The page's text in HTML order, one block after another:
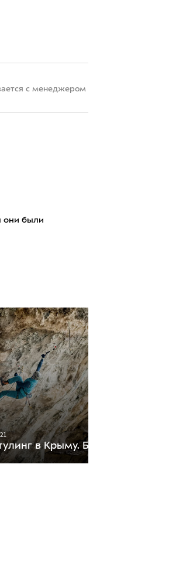
с менеджером
они были
в Крыму. Бахчисарай